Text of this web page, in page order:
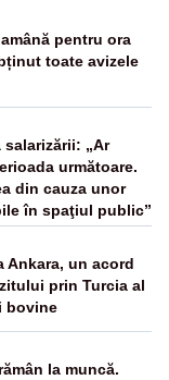
pentru ora
toate avizele
„Ar
următoare.
din cauza unor
în spaţiul public”
Ankara, un acord
prin Turcia al
bovine
la muncă.